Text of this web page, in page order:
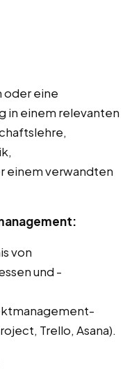
oder eine
in einem relevanten
einem verwandten
von
und -
Trello, Asana).